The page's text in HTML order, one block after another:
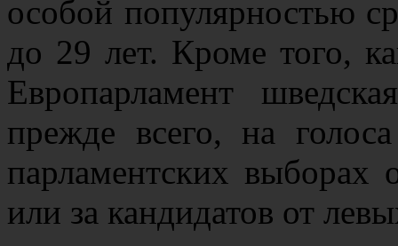
особой популярностью
до 29 лет. Кроме того,
Европарламент
прежде всего, на
парламентских выборах
или за кандидатов от